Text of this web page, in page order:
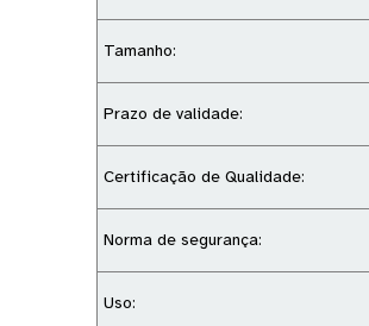
Tamanho:
Prazo de validade:
Certificação de Qualidade:
Norma de segurança:
Uso: